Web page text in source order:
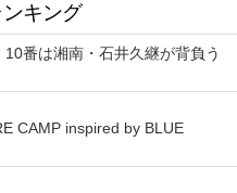
キング
番は湘南・石井久継が背負う
CAMP inspired by BLUE